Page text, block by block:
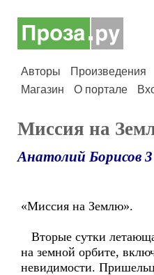
Авторы Произведения
Магазин
О портале
Миссия на
Анатолий Борисов 3
«Миссия на Землю».
Вторые сутки
на земной орбите,
невидимости.